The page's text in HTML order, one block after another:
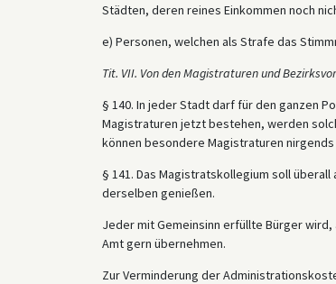
Städten, deren reines Einkommen noch
e) Personen, welchen als Strafe das
Tit. VII. Von den Magistraturen und
§ 140. In jeder Stadt darf für den ganzen
Magistraturen jetzt bestehen, werden
können besondere Magistraturen
§ 141. Das Magistratskollegium soll
derselben genießen.
Jeder mit Gemeinsinn erfüllte Bürger
Amt gern übernehmen.
Zur Verminderung der